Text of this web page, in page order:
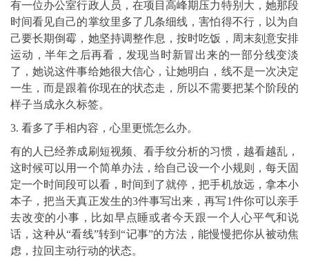
有一位办公室行政人员，在项目高峰期压力特别大，她那段
时间看见自己的掌纹里多了几条细线，害怕得不行，以为自
己要长期倒霉，她坚持调整作息，按时吃饭，周末刻意安排
运动，半年之后再看，发现当时新冒出来的一部分线变淡
了，她说这件事给她很大信心，让她明白，线不是一次决定
一生，而是跟着你现在的状态走，所以不需要把某个阶段的
样子当成永久标签。
3. 看多了手相内容，心里更慌怎么办。
有的人已经养成刷短视频、看手纹分析的习惯，越看越乱，
这时候可以用一个简单办法，给自己设一个小规则，每天固
定一个时间段可以看，时间到了就停，把手机放远，拿本小
本子，把当天真正发生的3件事写出来，再写1件你可以亲手
去改变的小事，比如早点睡或者今天跟一个人心平气和说
话，这种从“看线”转到“记事”的方法，能慢慢把你从被动焦
虑，拉回主动行动的状态。